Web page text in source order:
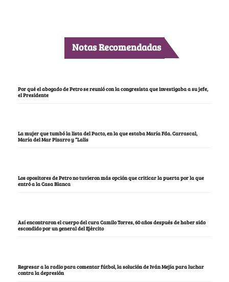
Notas Recomendadas
Por qué el abogado de Petro se reunió con la congresista que investigaba a su jefe,
el Presidente
La mujer que tumbó la lista del Pacto, en la que estaba María Fda. Carrascal,
María del Mar Pizarro y “Lalis
Los opositores de Petro no tuvieron más opción que criticar la puerta por la que
entró a la Casa Blanca
Así encontraron el cuerpo del cura Camilo Torres, 60 años después de haber sido
escondido por un general del Ejército
Regresar a la radio para comentar fútbol, la solución de Iván Mejía para luchar
contra la depresión